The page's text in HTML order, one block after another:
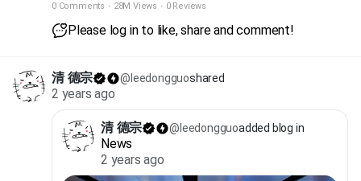
0 Comments · 28M Views · 0 Reviews
Please log in to like, share and comment!
清 德宗 @leedongguoshared
2 years ago
清 德宗 @leedongguoadded blog in
News
2 years ago